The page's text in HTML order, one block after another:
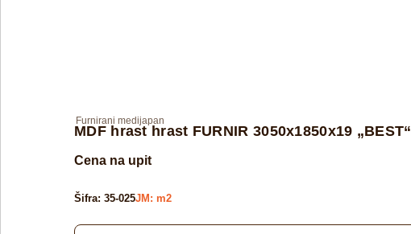
Furnirani medijapan
MDF hrast hrast FURNIR 3050x1850x19 „BEST“
Cena na upit
Šifra: 35-025JM: m2